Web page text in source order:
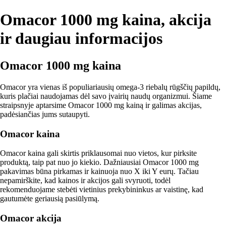
Omacor 1000 mg kaina, akcija
ir daugiau informacijos
Omacor 1000 mg kaina
Omacor yra vienas iš populiariausių omega-3 riebalų rūgščių papildų,
kuris plačiai naudojamas dėl savo įvairių naudų organizmui. Šiame
straipsnyje aptarsime Omacor 1000 mg kainą ir galimas akcijas,
padėsiančias jums sutaupyti.
Omacor kaina
Omacor kaina gali skirtis priklausomai nuo vietos, kur pirksite
produktą, taip pat nuo jo kiekio. Dažniausiai Omacor 1000 mg
pakavimas būna pirkamas ir kainuoja nuo X iki Y eurų. Tačiau
nepamirškite, kad kainos ir akcijos gali svyruoti, todėl
rekomenduojame stebėti vietinius prekybininkus ar vaistinę, kad
gautumėte geriausią pasiūlymą.
Omacor akcija